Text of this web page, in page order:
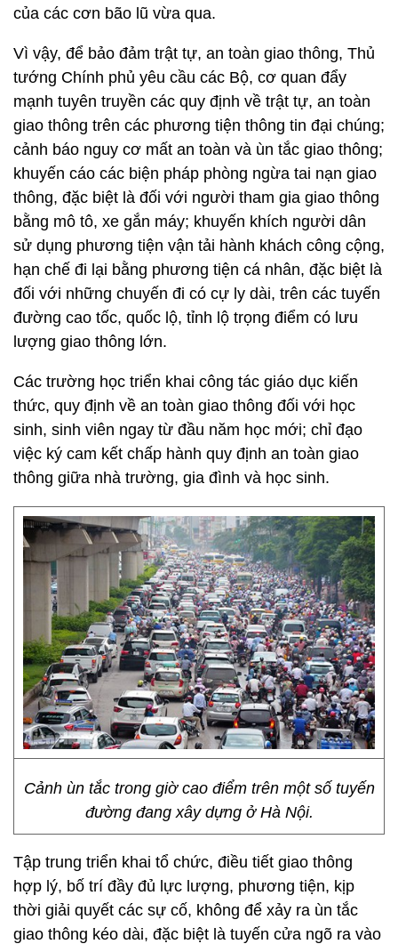
của các cơn bão lũ vừa qua.
Vì vậy, để bảo đảm trật tự, an toàn giao thông, Thủ
tướng Chính phủ yêu cầu các Bộ, cơ quan đẩy
mạnh tuyên truyền các quy định về trật tự, an toàn
giao thông trên các phương tiện thông tin đại chúng;
cảnh báo nguy cơ mất an toàn và ùn tắc giao thông;
khuyến cáo các biện pháp phòng ngừa tai nạn giao
thông, đặc biệt là đối với người tham gia giao thông
bằng mô tô, xe gắn máy; khuyến khích người dân
sử dụng phương tiện vận tải hành khách công cộng,
hạn chế đi lại bằng phương tiện cá nhân, đặc biệt là
đối với những chuyến đi có cự ly dài, trên các tuyến
đường cao tốc, quốc lộ, tỉnh lộ trọng điểm có lưu
lượng giao thông lớn.
Các trường học triển khai công tác giáo dục kiến
thức, quy định về an toàn giao thông đối với học
sinh, sinh viên ngay từ đầu năm học mới; chỉ đạo
việc ký cam kết chấp hành quy định an toàn giao
thông giữa nhà trường, gia đình và học sinh.
Cảnh ùn tắc trong giờ cao điểm trên một số tuyến
đường đang xây dựng ở Hà Nội.
Tập trung triển khai tổ chức, điều tiết giao thông
hợp lý, bố trí đầy đủ lực lượng, phương tiện, kịp
thời giải quyết các sự cố, không để xảy ra ùn tắc
giao thông kéo dài, đặc biệt là tuyến cửa ngõ ra vào